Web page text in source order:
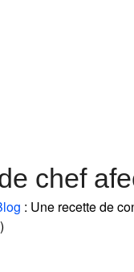
chef
: Une recette de
)